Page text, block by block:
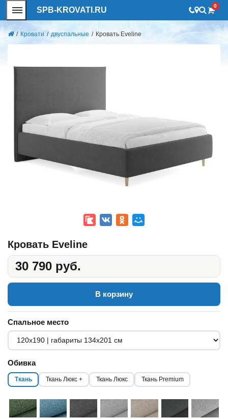
SPB-KROVATI.RU 0
/ Кровати / двуспальные / Кровать Eveline
Кровать Eveline
30 790 руб.
В корзину
Спальное место
Обивка
Ткань Ткань Люкс + Ткань Люкс Ткань Premium